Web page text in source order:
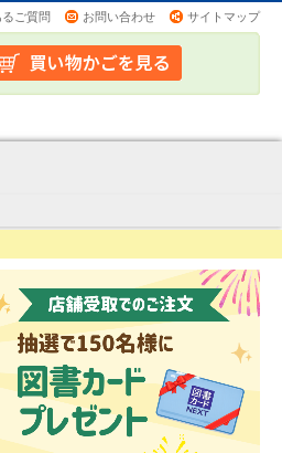
るご質問 お問い合わせ サイトマップ